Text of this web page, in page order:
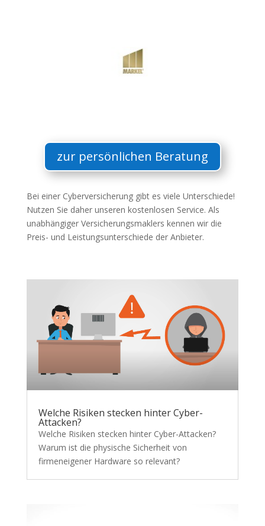
zur persönlichen Beratung
Bei einer Cyberversicherung gibt es viele Unterschiede!
Nutzen Sie daher unseren kostenlosen Service. Als
unabhängiger Versicherungsmaklers kennen wir die
Preis- und Leistungsunterschiede der Anbieter.
Welche Risiken stecken hinter Cyber-
Attacken?
Welche Risiken stecken hinter Cyber-Attacken?
Warum ist die physische Sicherheit von
firmeneigener Hardware so relevant?